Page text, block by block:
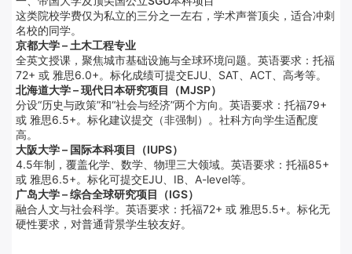
这类院校学费仅为私立的三分之一左右，学术声誉顶尖，适合冲刺
名校的同学。
京都大学 – 土木工程专业
全英文授课，聚焦城市基础设施与全球环境问题。英语要求：托福
72+ 或 雅思6.0+。标化成绩可提交EJU、SAT、ACT、高考等。
北海道大学 – 现代日本研究项目（MJSP）
分设“历史与政策”和“社会与经济”两个方向。英语要求：托福79+
或 雅思6.5+。标化建议提交（非强制）。社科方向学生适配度
高。
大阪大学 – 国际本科项目（IUPS）
4.5年制，覆盖化学、数学、物理三大领域。英语要求：托福85+
或 雅思6.5+。标化可提交EJU、IB、A-level等。
广岛大学 – 综合全球研究项目（IGS）
融合人文与社会科学。英语要求：托福72+ 或 雅思5.5+。标化无
硬性要求，对普通背景学生较友好。